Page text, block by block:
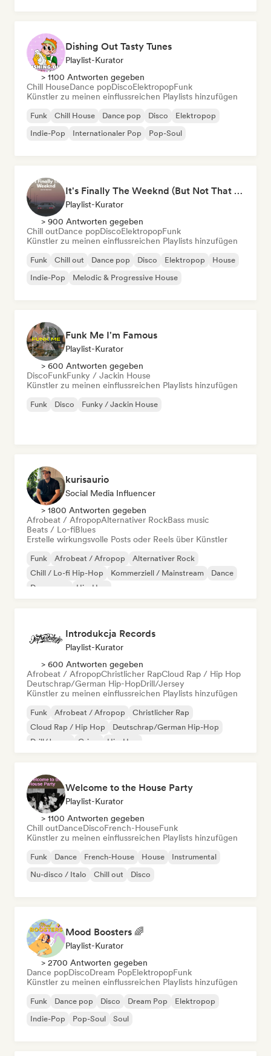
Dishing Out Tasty Tunes
Playlist-Kurator
> 1100 Antworten gegeben
Chill HouseDance popDiscoElektropopFunk
Künstler zu meinen einflussreichen Playlists hinzufügen
Funk Chill House Dance pop Disco
Elektropop
Indie-Pop
Internationaler Pop Pop-Soul
It's Finally The Weeknd (But Not That One)
Playlist-Kurator
> 900 Antworten gegeben
Chill outDance popDiscoElektropopFunk
Künstler zu meinen einflussreichen Playlists hinzufügen
Funk Chill out Dance pop Disco Elektropop
House
Indie-Pop
Melodic & Progressive House
Funk Me I'm Famous
Playlist-Kurator
> 600 Antworten gegeben
DiscoFunkFunky / Jackin House
Künstler zu meinen einflussreichen Playlists hinzufügen
Funk Disco Funky / Jackin House
kurisaurio
Social Media Influencer
> 1800 Antworten gegeben
Afrobeat / AfropopAlternativer RockBass music
Beats / Lo-fiBlues
Erstelle wirkungsvolle Posts oder Reels über Künstler
Funk Afrobeat / Afropop
Alternativer Rock
Chill / Lo-fi Hip-Hop
Kommerziell / Mainstream
Dance
Dance pop
Hip-Hop
Introdukcja Records
Playlist-Kurator
> 600 Antworten gegeben
Afrobeat / AfropopChristlicher RapCloud Rap / Hip Hop
Deutschrap/German Hip-HopDrill/Jersey
Künstler zu meinen einflussreichen Playlists hinzufügen
Funk Afrobeat / Afropop
Christlicher Rap
Cloud Rap / Hip Hop
Deutschrap/German Hip-Hop
Drill/Jersey
Grime Hip-Hop
Welcome to the House Party
Playlist-Kurator
> 1100 Antworten gegeben
Chill outDanceDiscoFrench-HouseFunk
Künstler zu meinen einflussreichen Playlists hinzufügen
Funk Dance French-House House
Instrumental
Nu-disco / Italo
Chill out Disco
Mood Boosters 🌈
Playlist-Kurator
> 2700 Antworten gegeben
Dance popDiscoDream PopElektropopFunk
Künstler zu meinen einflussreichen Playlists hinzufügen
Funk Dance pop Disco Dream Pop
Elektropop
Indie-Pop
Pop-Soul Soul